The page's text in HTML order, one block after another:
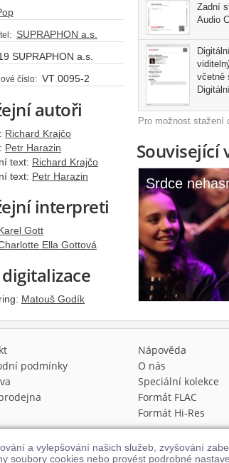
a vylepšování našich služeb, zvyšování
soubory cookies nebo provést podrobné
SUPRAPHON a.s.
SUPRAPHON a.s.
číslo: VT 0095-2
autoři
Richard Krajčo
Petr Harazin
text: Richard Krajčo
text: Petr Harazin
interpreti
Gott
Ella Gottová
Matouš Godík
Zadní
Audio
včetně
Pro možnost stažení
Související
Srdce
podmínky
Nápověda
O nás
Speciální kolekce
Formát FLAC
Formát Hi‑Res